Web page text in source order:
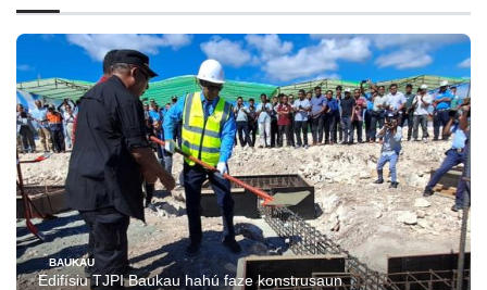
BAUKAU
Edifísiu TJPI Baukau hahú faze konstrusaun